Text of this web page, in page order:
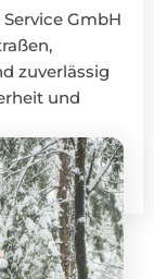
GmbH
zuverlässig
und